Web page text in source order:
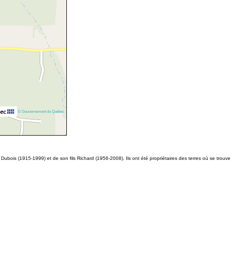
© Gouvernement du Québec
(1915-1999) et de son fils Richard (1956-2008). Ils ont été propriétaires des terres où se trouve